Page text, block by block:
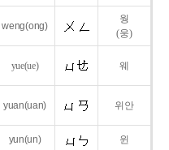
weng(ong)
웡
(웅)
yue(ue) 웨
yuan(uan) 위안
yun(un) 윈